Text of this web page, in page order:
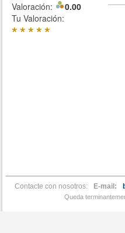
Valoración:
0.00
Tu Valoración:
*****
Contacte con nosotros: E-mail:
Queda